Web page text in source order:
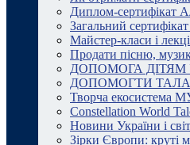
Диплом-сертифікат
Загальний
Майстер-класи і
Продати пісню,
ДОПОМОГА ДІТЯМ
ДОПОМОГТИ
Творча екосистема
Constellation World
Новини України і
Зірки Європи: круті